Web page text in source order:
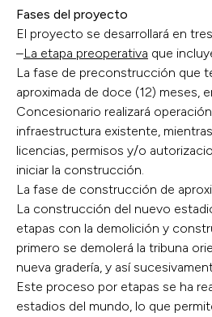
Fases del proyecto
El proyecto se desarrollará en
–La etapa preoperativa que
La fase de preconstrucción que
aproximada de doce (12) meses,
Concesionario realizará
infraestructura existente,
licencias, permisos y/o
iniciar la construcción.
La fase de construcción de
La construcción del nuevo
etapas con la demolición y
primero se demolerá la tribuna
nueva gradería, y así
Este proceso por etapas se ha
estadios del mundo, lo que